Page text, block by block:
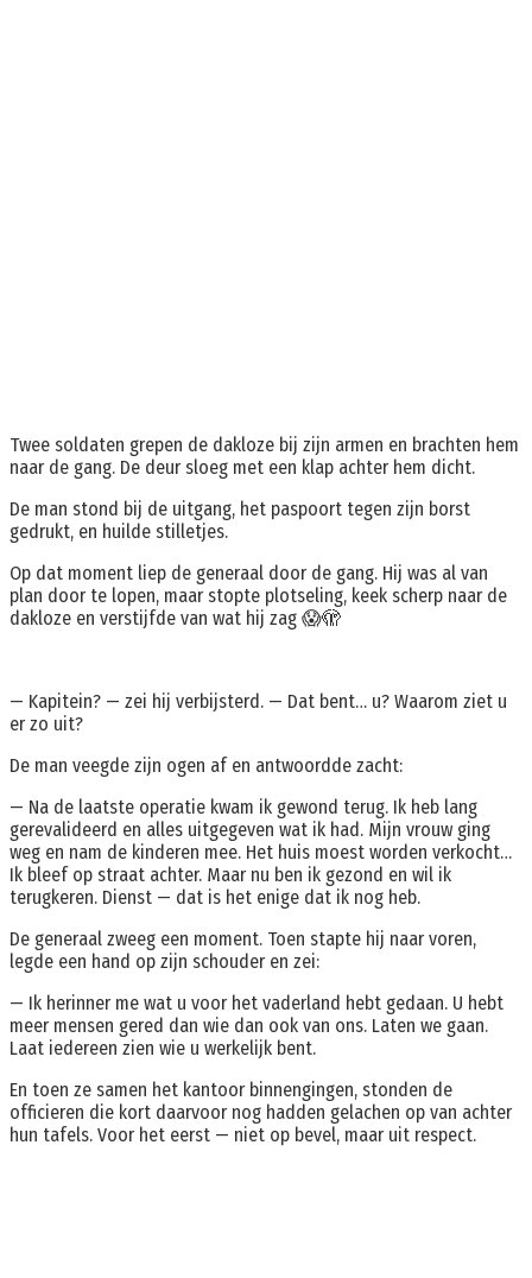
Twee soldaten grepen de dakloze bij zijn armen en brachten hem
naar de gang. De deur sloeg met een klap achter hem dicht.
De man stond bij de uitgang, het paspoort tegen zijn borst
gedrukt, en huilde stilletjes.
Op dat moment liep de generaal door de gang. Hij was al van
plan door te lopen, maar stopte plotseling, keek scherp naar de
dakloze en verstijfde van wat hij zag 😱🫣
— Kapitein? — zei hij verbijsterd. — Dat bent… u? Waarom ziet u
er zo uit?
De man veegde zijn ogen af en antwoordde zacht:
— Na de laatste operatie kwam ik gewond terug. Ik heb lang
gerevalideerd en alles uitgegeven wat ik had. Mijn vrouw ging
weg en nam de kinderen mee. Het huis moest worden verkocht…
Ik bleef op straat achter. Maar nu ben ik gezond en wil ik
terugkeren. Dienst — dat is het enige dat ik nog heb.
De generaal zweeg een moment. Toen stapte hij naar voren,
legde een hand op zijn schouder en zei:
— Ik herinner me wat u voor het vaderland hebt gedaan. U hebt
meer mensen gered dan wie dan ook van ons. Laten we gaan.
Laat iedereen zien wie u werkelijk bent.
En toen ze samen het kantoor binnengingen, stonden de
officieren die kort daarvoor nog hadden gelachen op van achter
hun tafels. Voor het eerst — niet op bevel, maar uit respect.